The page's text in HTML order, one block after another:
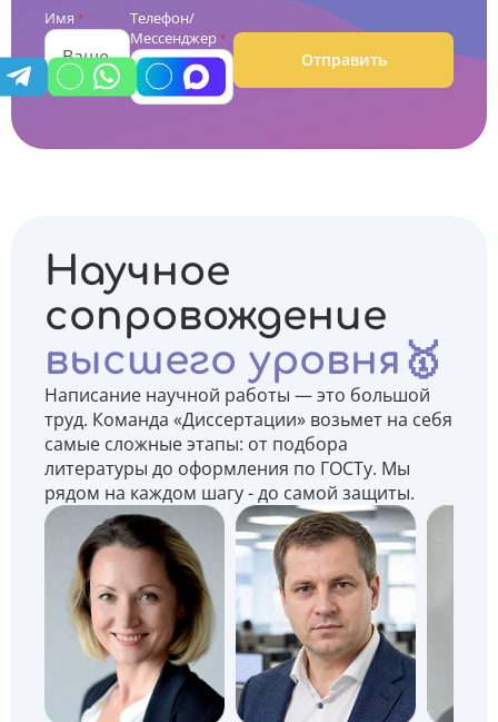
Имя *
Телефон/
Мессенджер *
Отправить
Научное
сопровождение
высшего уровня🥇
Написание научной работы — это большой
труд. Команда «Диссертации» возьмет на себя
самые сложные этапы: от подбора
литературы до оформления по ГОСТу. Мы
рядом на каждом шагу - до самой защиты.